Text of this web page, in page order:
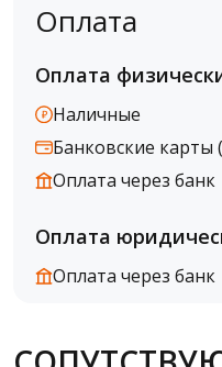
Оплата
Оплата
Наличные
Банковские карты
Оплата через банк
Оплата
Оплата через банк